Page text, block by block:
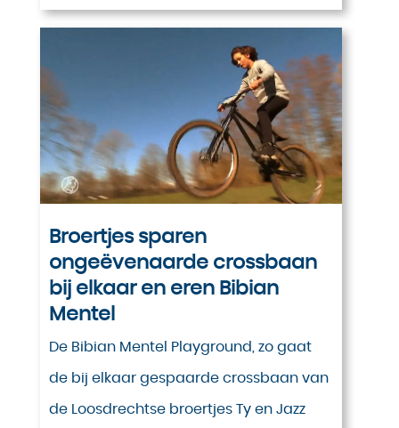
Broertjes sparen
ongeëvenaarde crossbaan
bij elkaar en eren Bibian
Mentel
De Bibian Mentel Playground, zo gaat
de bij elkaar gespaarde crossbaan van
de Loosdrechtse broertjes Ty en Jazz